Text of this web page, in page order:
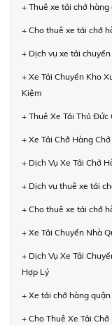
+ Thuê xe tải chở
+ Cho thuê xe tải chở
+ Dịch vụ xe tải
+ Xe Tải Chuyển Kho
Kiệm
+ Thuê Xe Tải Thủ Đức
+ Xe Tải Chở Hàng
+ Dịch Vụ Xe Tải Chở
+ Dịch vụ thuê xe tải
+ Cho thuê xe tải chở
+ Xe Tải Chuyển Nhà
+ Dịch Vụ Xe Tải
Hợp Lý
+ Xe tải chở hàng
+ Cho Thuê Xe Tải